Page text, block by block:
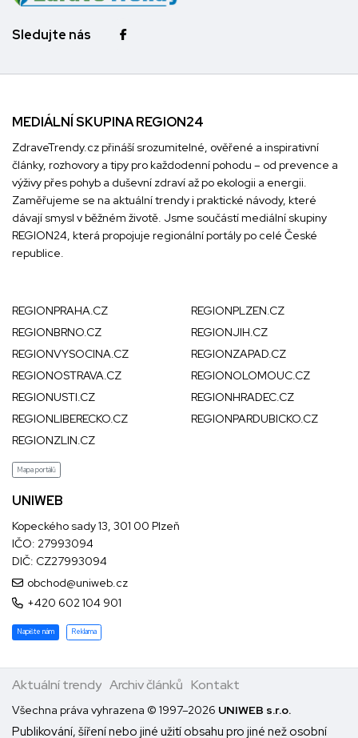
Sledujte nás
MEDIÁLNÍ SKUPINA REGION24
ZdraveTrendy.cz přináší srozumitelné, ověřené a inspirativní
články, rozhovory a tipy pro každodenní pohodu – od prevence a
výživy přes pohyb a duševní zdraví až po ekologii a energii.
Zaměřujeme se na aktuální trendy i praktické návody, které
dávají smysl v běžném životě. Jsme součástí mediální skupiny
REGION24, která propojuje regionální portály po celé České
republice.
REGIONPRAHA.CZ
REGIONPLZEN.CZ
REGIONBRNO.CZ
REGIONJIH.CZ
REGIONVYSOCINA.CZ
REGIONZAPAD.CZ
REGIONOSTRAVA.CZ
REGIONOLOMOUC.CZ
REGIONUSTI.CZ
REGIONHRADEC.CZ
REGIONLIBERECKO.CZ
REGIONPARDUBICKO.CZ
REGIONZLIN.CZ
Mapa portálů
UNIWEB
Kopeckého sady 13, 301 00 Plzeň
IČO: 27993094
DIČ: CZ27993094
obchod@uniweb.cz
+420 602 104 901
Napište nám Reklama
Aktuální trendy Archiv článků Kontakt
Všechna práva vyhrazena © 1997–2026 UNIWEB s.r.o.
Publikování, šíření nebo jiné užití obsahu pro jiné než osobní